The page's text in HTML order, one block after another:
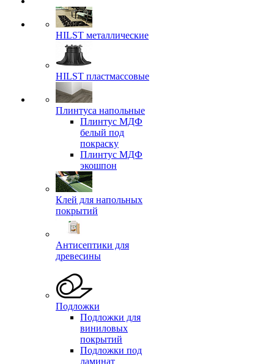
HILST металлические
HILST пластмассовые
Плинтуса напольные
Плинтус МДФ
белый под
покраску
Плинтус МДФ
экошпон
Клей для напольных
покрытий
Антисептики для
древесины
Подложки
Подложки для
виниловых
покрытий
Подложки под
ламинат